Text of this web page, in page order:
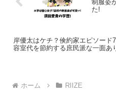
制服姿
た!
岸優太はケチ？倹約家エピソード
容室代を節約する庶民派な一面あ
ホーム RIIZE